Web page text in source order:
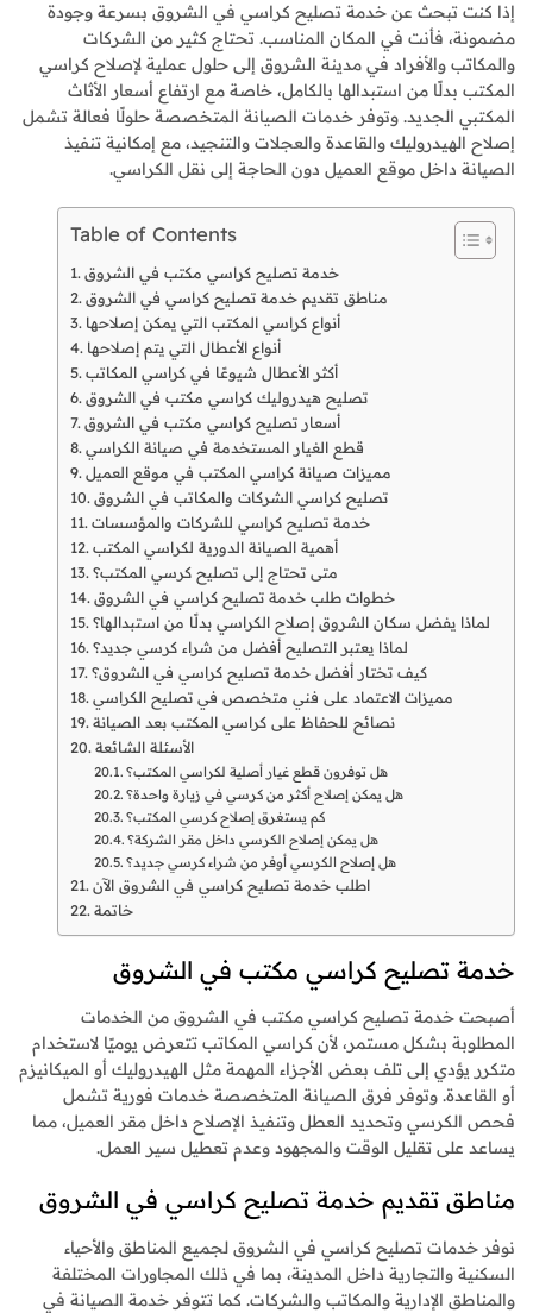
إذا كنت تبحث عن خدمة تصليح كراسي في الشروق بسرعة وجودة
مضمونة، فأنت في المكان المناسب. تحتاج كثير من الشركات
والمكاتب والأفراد في مدينة الشروق إلى حلول عملية لإصلاح كراسي
المكتب بدلًا من استبدالها بالكامل، خاصة مع ارتفاع أسعار الأثاث
المكتبي الجديد. وتوفر خدمات الصيانة المتخصصة حلولًا فعالة تشمل
إصلاح الهيدروليك والقاعدة والعجلات والتنجيد، مع إمكانية تنفيذ
الصيانة داخل موقع العميل دون الحاجة إلى نقل الكراسي.
Table of Contents
خدمة تصليح كراسي مكتب في الشروق
مناطق تقديم خدمة تصليح كراسي في الشروق
أنواع كراسي المكتب التي يمكن إصلاحها
أنواع الأعطال التي يتم إصلاحها
أكثر الأعطال شيوعًا في كراسي المكاتب
تصليح هيدروليك كراسي مكتب في الشروق
أسعار تصليح كراسي مكتب في الشروق
قطع الغيار المستخدمة في صيانة الكراسي
مميزات صيانة كراسي المكتب في موقع العميل
تصليح كراسي الشركات والمكاتب في الشروق
خدمة تصليح كراسي للشركات والمؤسسات
أهمية الصيانة الدورية لكراسي المكتب
متى تحتاج إلى تصليح كرسي المكتب؟
خطوات طلب خدمة تصليح كراسي في الشروق
لماذا يفضل سكان الشروق إصلاح الكراسي بدلًا من استبدالها؟
لماذا يعتبر التصليح أفضل من شراء كرسي جديد؟
كيف تختار أفضل خدمة تصليح كراسي في الشروق؟
مميزات الاعتماد على فني متخصص في تصليح الكراسي
نصائح للحفاظ على كراسي المكتب بعد الصيانة
الأسئلة الشائعة
هل توفرون قطع غيار أصلية لكراسي المكتب؟
هل يمكن إصلاح أكثر من كرسي في زيارة واحدة؟
كم يستغرق إصلاح كرسي المكتب؟
هل يمكن إصلاح الكرسي داخل مقر الشركة؟
هل إصلاح الكرسي أوفر من شراء كرسي جديد؟
اطلب خدمة تصليح كراسي في الشروق الآن
خاتمة
خدمة تصليح كراسي مكتب في الشروق
أصبحت خدمة تصليح كراسي مكتب في الشروق من الخدمات
المطلوبة بشكل مستمر، لأن كراسي المكاتب تتعرض يوميًا لاستخدام
متكرر يؤدي إلى تلف بعض الأجزاء المهمة مثل الهيدروليك أو الميكانيزم
أو القاعدة. وتوفر فرق الصيانة المتخصصة خدمات فورية تشمل
فحص الكرسي وتحديد العطل وتنفيذ الإصلاح داخل مقر العميل، مما
يساعد على تقليل الوقت والمجهود وعدم تعطيل سير العمل.
مناطق تقديم خدمة تصليح كراسي في الشروق
نوفر خدمات تصليح كراسي في الشروق لجميع المناطق والأحياء
السكنية والتجارية داخل المدينة، بما في ذلك المجاورات المختلفة
والمناطق الإدارية والمكاتب والشركات. كما تتوفر خدمة الصيانة في